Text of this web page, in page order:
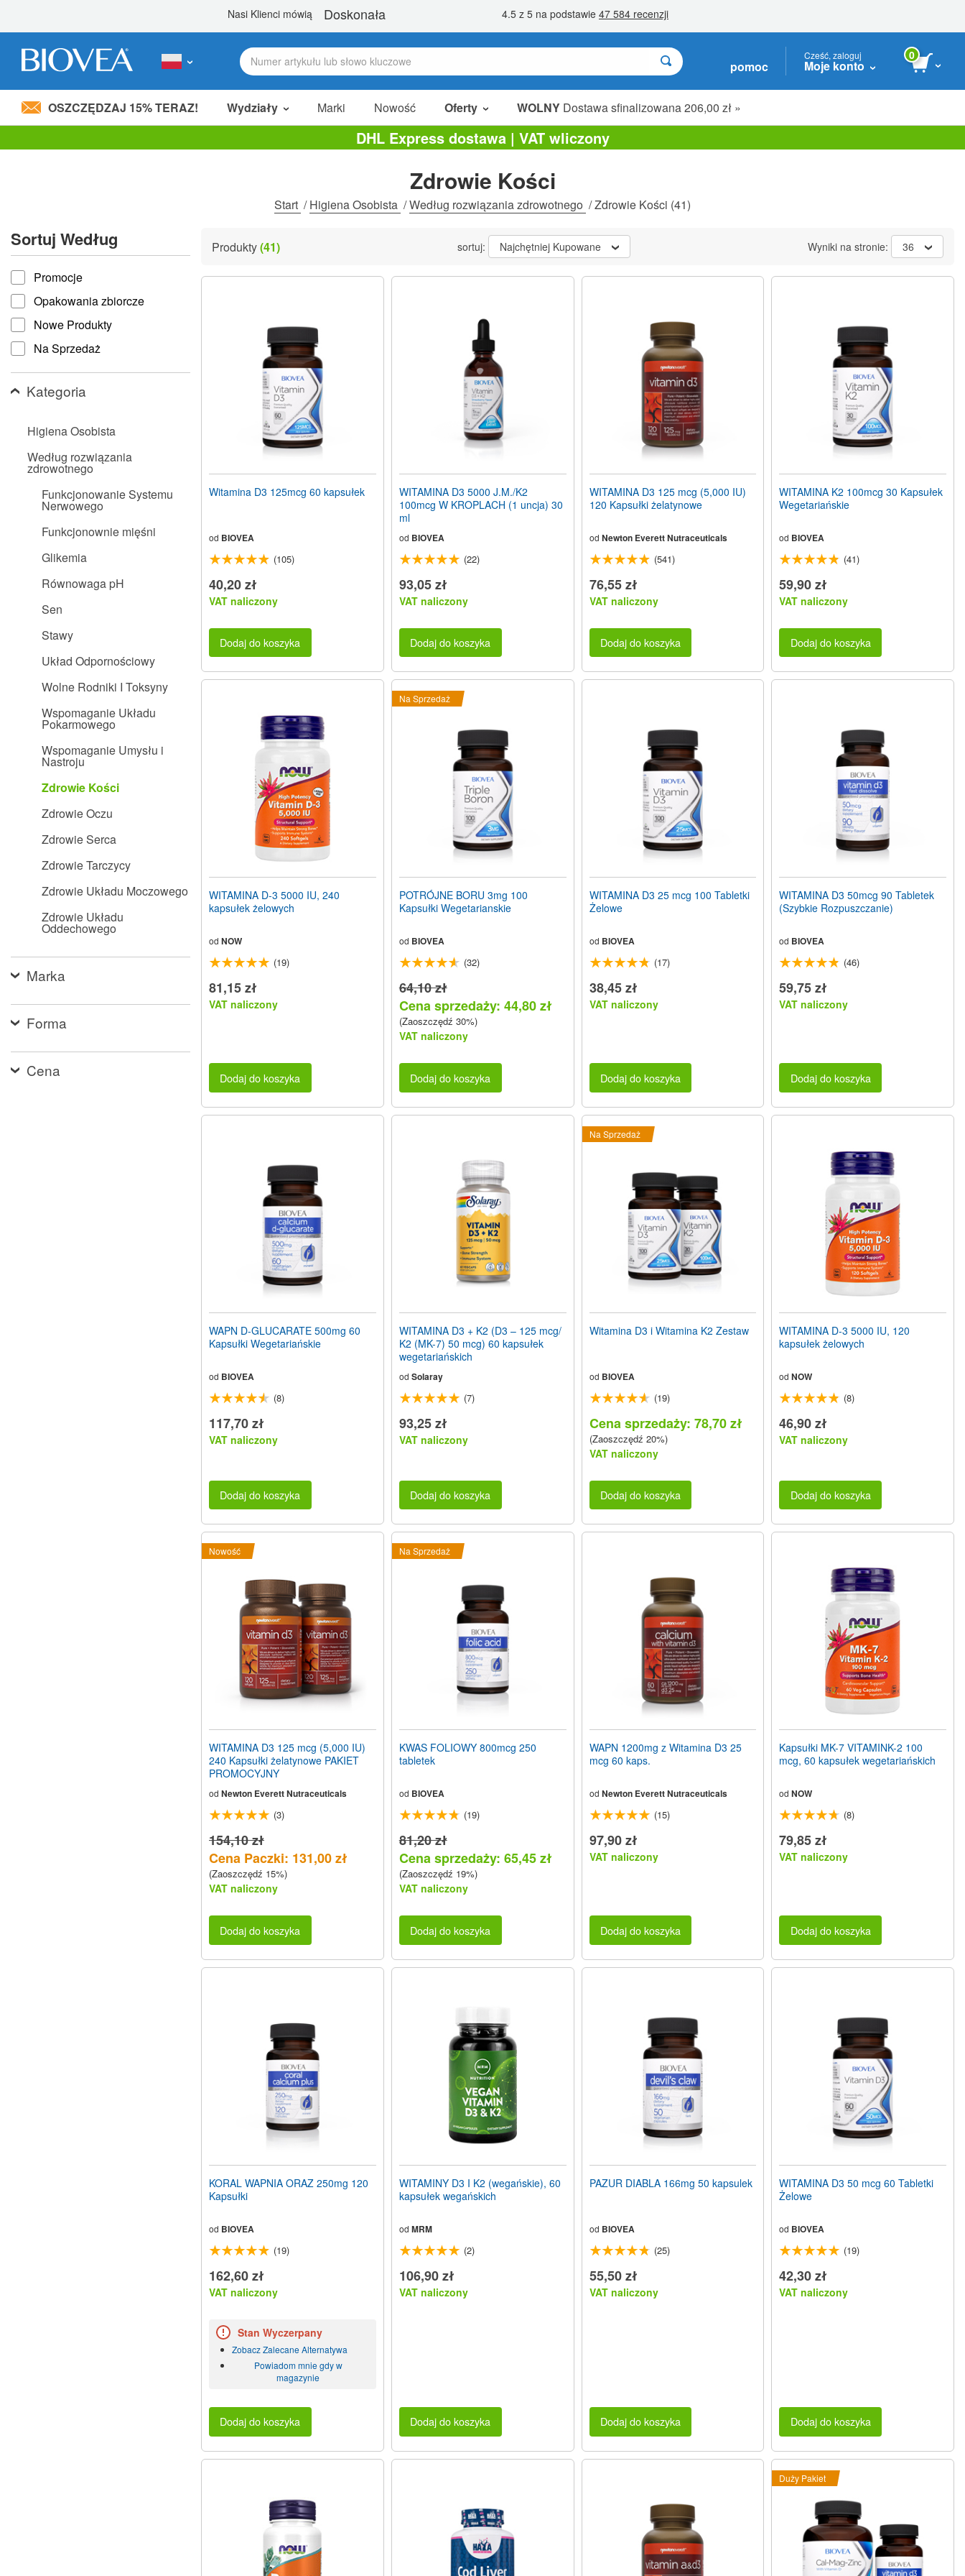
Uwaga:
dostępu.
Naciśnij
klawisze
Control-
F11,
aby
dostosować
stronę
internetową
dla
osób
niedowidzących,
które
czytnika
Naciśnij
klawisze
otworzyć
ułatwień
dostępu.
pomoc
Cześć, zaloguj
Moje konto
0
OSZCZĘDZAJ 15% TERAZ! Wydziały Marki Nowość Oferty WOLNY Dostawa sfinalizowana 206,00 zł »
W Sprzedaży
Pakiety Promocyjne
Na Sprzedaż
DHL Express dostawa | VAT wliczony
Zdrowie Kości
Start /Higiena Osobista /Według rozwiązania zdrowotnego /Zdrowie Kości (41)
Sortuj Według
Sortuj według
Promocje
Opakowania zbiorcze
Nowe Produkty
Na Sprzedaż
Kategoria
Higiena Osobista
Według rozwiązania
zdrowotnego
Funkcjonowanie Systemu
Nerwowego
Funkcjonownie mięśni
Glikemia
Równowaga pH
Sen
Stawy
Układ Odpornościowy
Wolne Rodniki I Toksyny
Wspomaganie Układu
Pokarmowego
Wspomaganie Umysłu i
Nastroju
Zdrowie Kości
Zdrowie Oczu
Zdrowie Serca
Zdrowie Tarczycy
Zdrowie Układu Moczowego
Zdrowie Układu
Oddechowego
Marka
Forma
Cena
Produkty(41) sortuj: Najchętniej Kupowane Wyniki na stronie: 36
Witamina D3 125mcg 60 kapsułek
od BIOVEA
(105)
40,20 zł
VAT naliczony
Dodaj do koszyka
WITAMINA D3 5000 J.M./K2
100mcg W KROPLACH (1 uncja) 30
ml
od BIOVEA
(22)
93,05 zł
VAT naliczony
Dodaj do koszyka
WITAMINA D3 125 mcg (5,000 IU)
120 Kapsułki żelatynowe
od Newton Everett Nutraceuticals
(541)
76,55 zł
VAT naliczony
Dodaj do koszyka
WITAMINA K2 100mcg 30 Kapsułek
Wegetariańskie
od BIOVEA
(41)
59,90 zł
VAT naliczony
Dodaj do koszyka
WITAMINA D-3 5000 IU, 240
kapsułek żelowych
od NOW
(19)
81,15 zł
VAT naliczony
Dodaj do koszyka
Na Sprzedaż
POTRÓJNE BORU 3mg 100
Kapsułki Wegetarianskie
od BIOVEA
(32)
64,10 zł
Cena sprzedaży: 44,80 zł
(Zaoszczędź 30%)
VAT naliczony
Dodaj do koszyka
WITAMINA D3 25 mcg 100 Tabletki
Żelowe
od BIOVEA
(17)
38,45 zł
VAT naliczony
Dodaj do koszyka
WITAMINA D3 50mcg 90 Tabletek
(Szybkie Rozpuszczanie)
od BIOVEA
(46)
59,75 zł
VAT naliczony
Dodaj do koszyka
WAPN D-GLUCARATE 500mg 60
Kapsułki Wegetariańskie
od BIOVEA
(8)
117,70 zł
VAT naliczony
Dodaj do koszyka
WITAMINA D3 + K2 (D3 – 125 mcg/
K2 (MK-7) 50 mcg) 60 kapsułek
wegetariańskich
od Solaray
(7)
93,25 zł
VAT naliczony
Dodaj do koszyka
Na Sprzedaż
Witamina D3 i Witamina K2 Zestaw
od BIOVEA
(19)
Cena sprzedaży: 78,70 zł
(Zaoszczędź 20%)
VAT naliczony
Dodaj do koszyka
WITAMINA D-3 5000 IU, 120
kapsułek żelowych
od NOW
(8)
46,90 zł
VAT naliczony
Dodaj do koszyka
Nowość
WITAMINA D3 125 mcg (5,000 IU)
240 Kapsułki żelatynowe PAKIET
PROMOCYJNY
od Newton Everett Nutraceuticals
(3)
154,10 zł
Cena Paczki: 131,00 zł
(Zaoszczędź 15%)
VAT naliczony
Dodaj do koszyka
Na Sprzedaż
KWAS FOLIOWY 800mcg 250
tabletek
od BIOVEA
(19)
81,20 zł
Cena sprzedaży: 65,45 zł
(Zaoszczędź 19%)
VAT naliczony
Dodaj do koszyka
WAPN 1200mg z Witamina D3 25
mcg 60 kaps.
od Newton Everett Nutraceuticals
(15)
97,90 zł
VAT naliczony
Dodaj do koszyka
Kapsułki MK-7 VITAMINK-2 100
mcg, 60 kapsułek wegetariańskich
od NOW
(8)
79,85 zł
VAT naliczony
Dodaj do koszyka
KORAL WAPNIA ORAZ 250mg 120
Kapsułki
od BIOVEA
(19)
162,60 zł
VAT naliczony
Stan Wyczerpany
Zobacz Zalecane Alternatywa
Powiadom mnie gdy w
magazynie
Dodaj do koszyka
WITAMINY D3 I K2 (wegańskie), 60
kapsułek wegańskich
od MRM
(2)
106,90 zł
VAT naliczony
Dodaj do koszyka
PAZUR DIABLA 166mg 50 kapsulek
od BIOVEA
(25)
55,50 zł
VAT naliczony
Dodaj do koszyka
WITAMINA D3 50 mcg 60 Tabletki
Żelowe
od BIOVEA
(19)
42,30 zł
VAT naliczony
Dodaj do koszyka
Duży Pakiet